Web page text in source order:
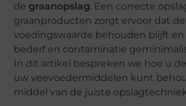
de graanopslag. Een correcte
graanproducten zorgt ervoor dat de
voedingswaarde behouden blijft en
bederf en contaminatie
In dit artikel bespreken we hoe u
uw veevoedermiddelen kunt
middel van de juiste